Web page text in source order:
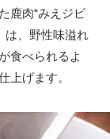
鹿肉“みえジビ
は、野性味溢れ
食べられるよ
上げます。